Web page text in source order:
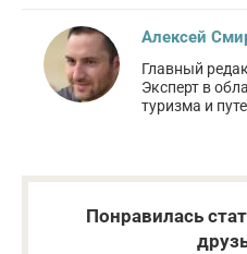
Алексей
Главный
Эксперт в
туризма и
Понравилась